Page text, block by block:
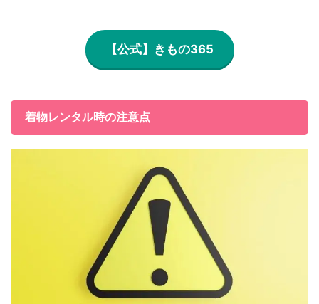
【公式】きもの365
着物レンタル時の注意点